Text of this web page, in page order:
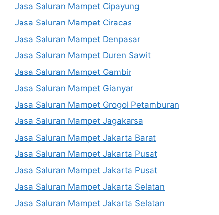
Jasa Saluran Mampet Cipayung
Jasa Saluran Mampet Ciracas
Jasa Saluran Mampet Denpasar
Jasa Saluran Mampet Duren Sawit
Jasa Saluran Mampet Gambir
Jasa Saluran Mampet Gianyar
Jasa Saluran Mampet Grogol Petamburan
Jasa Saluran Mampet Jagakarsa
Jasa Saluran Mampet Jakarta Barat
Jasa Saluran Mampet Jakarta Pusat
Jasa Saluran Mampet Jakarta Pusat
Jasa Saluran Mampet Jakarta Selatan
Jasa Saluran Mampet Jakarta Selatan